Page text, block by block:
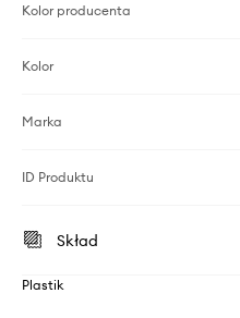
Kolor producenta
Kolor
Marka
ID Produktu
Skład
Plastik